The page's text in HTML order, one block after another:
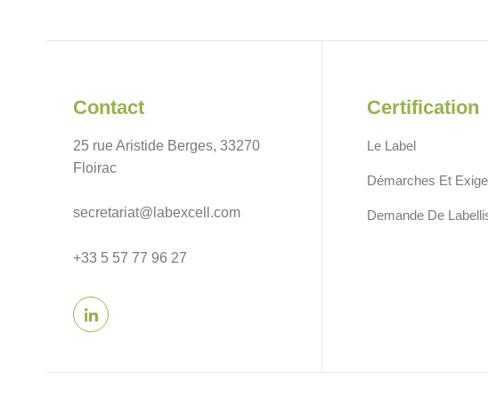
Contact
25 rue Aristide Berges, 33270
Floirac
secretariat@labexcell.com
+33 5 57 77 96 27
Certification
Le Label
Démarches Et
Demande De